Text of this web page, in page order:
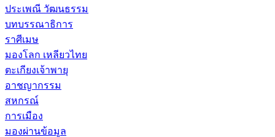
ประเพณี วัฒนธรรม
บทบรรณาธิการ
ราศีเมษ
มองโลก เหลียวไทย
ตะเกียงเจ้าพายุ
อาชญากรรม
สหกรณ์
การเมือง
มองผ่านข้อมูล